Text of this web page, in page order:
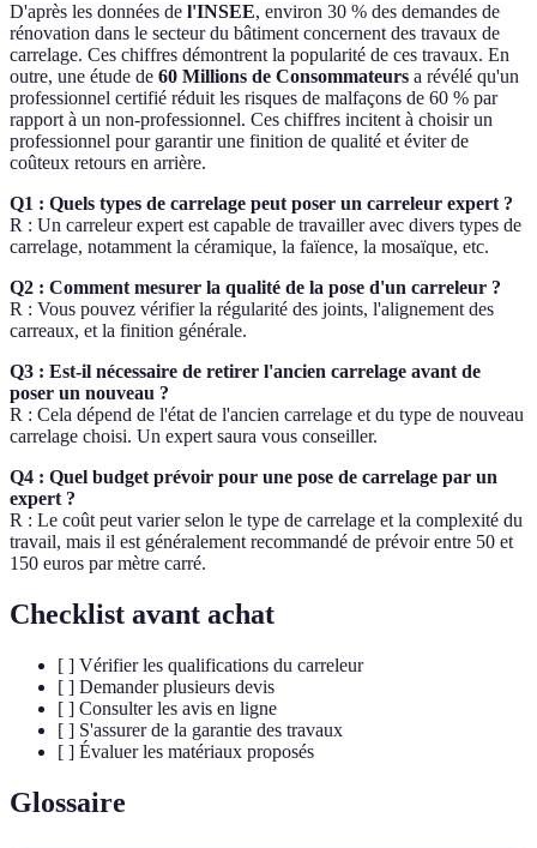
D'après les données de l'INSEE, environ 30 % des demandes de
rénovation dans le secteur du bâtiment concernent des travaux de
carrelage. Ces chiffres démontrent la popularité de ces travaux. En
outre, une étude de 60 Millions de Consommateurs a révélé qu'un
professionnel certifié réduit les risques de malfaçons de 60 % par
rapport à un non-professionnel. Ces chiffres incitent à choisir un
professionnel pour garantir une finition de qualité et éviter de
coûteux retours en arrière.
Q1 : Quels types de carrelage peut poser un carreleur expert ?
R : Un carreleur expert est capable de travailler avec divers types de
carrelage, notamment la céramique, la faïence, la mosaïque, etc.
Q2 : Comment mesurer la qualité de la pose d'un carreleur ?
R : Vous pouvez vérifier la régularité des joints, l'alignement des
carreaux, et la finition générale.
Q3 : Est-il nécessaire de retirer l'ancien carrelage avant de
poser un nouveau ?
R : Cela dépend de l'état de l'ancien carrelage et du type de nouveau
carrelage choisi. Un expert saura vous conseiller.
Q4 : Quel budget prévoir pour une pose de carrelage par un
expert ?
R : Le coût peut varier selon le type de carrelage et la complexité du
travail, mais il est généralement recommandé de prévoir entre 50 et
150 euros par mètre carré.
Checklist avant achat
[ ] Vérifier les qualifications du carreleur
[ ] Demander plusieurs devis
[ ] Consulter les avis en ligne
[ ] S'assurer de la garantie des travaux
[ ] Évaluer les matériaux proposés
Glossaire